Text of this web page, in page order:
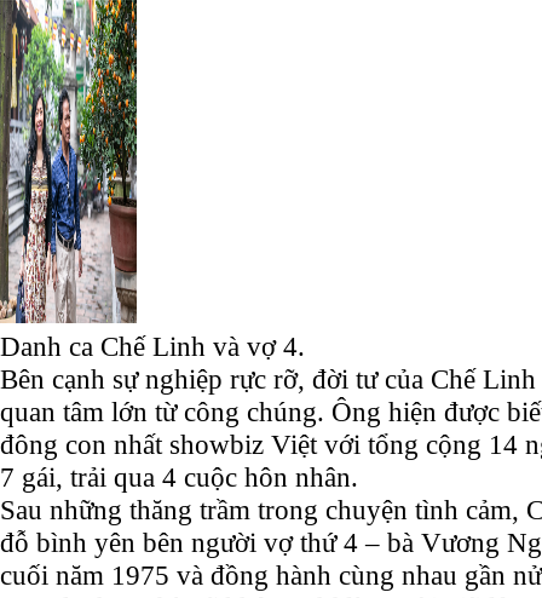
Danh ca Chế Linh và vợ 4.
Bên cạnh sự nghiệp rực rỡ, đời tư của Chế
quan tâm lớn từ công chúng. Ông hiện được
đông con nhất showbiz Việt với tổng cộng 14
7 gái, trải qua 4 cuộc hôn nhân.
Sau những thăng trầm trong chuyện tình cảm,
đỗ bình yên bên người vợ thứ 4 – bà Vương
cuối năm 1975 và đồng hành cùng nhau gần